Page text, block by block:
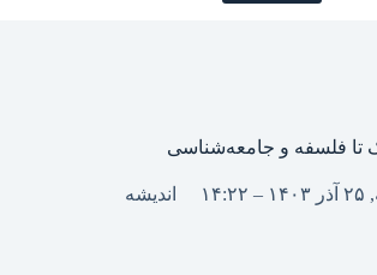
تا فلسفه و جامعه‌شناسی
اندیشه